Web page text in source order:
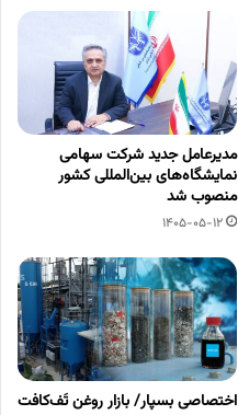
مدیرعامل جدید شرکت سهامی
نمایشگاه‌های بین‌المللی کشور
منصوب شد
1405-05-12
اختصاصی بسپار/ بازار روغن تَف‌کافت